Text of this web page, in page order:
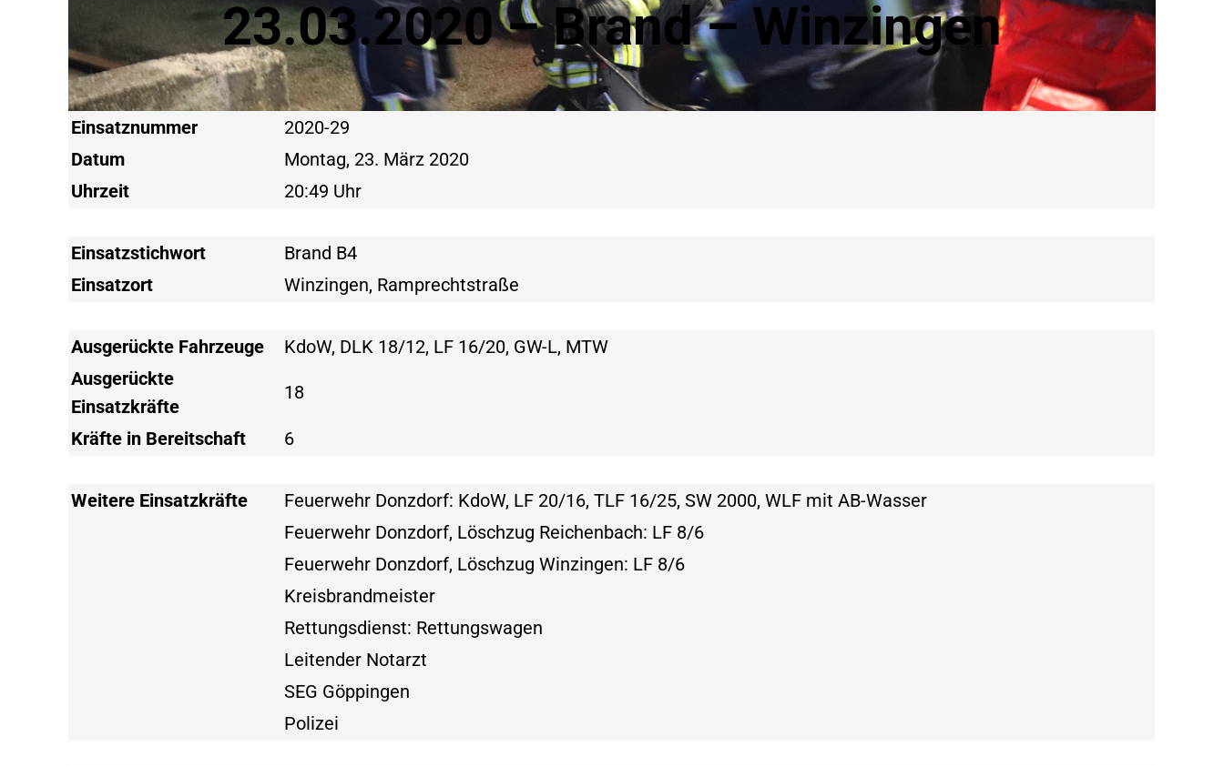
23.03.2020 – Brand – Winzingen
Einsatznummer
2020-29
Datum
Montag, 23. März 2020
Uhrzeit
20:49 Uhr
Einsatzstichwort
Brand B4
Einsatzort
Winzingen, Ramprechtstraße
Ausgerückte Fahrzeuge
KdoW, DLK 18/12, LF 16/20, GW-L, MTW
Ausgerückte
Einsatzkräfte
18
Kräfte in Bereitschaft 6
Weitere Einsatzkräfte
Feuerwehr Donzdorf: KdoW, LF 20/16, TLF 16/25, SW 2000, WLF mit AB-Wasser
Feuerwehr Donzdorf, Löschzug Reichenbach: LF 8/6
Feuerwehr Donzdorf, Löschzug Winzingen: LF 8/6
Kreisbrandmeister
Rettungsdienst: Rettungswagen
Leitender Notarzt
SEG Göppingen
Polizei